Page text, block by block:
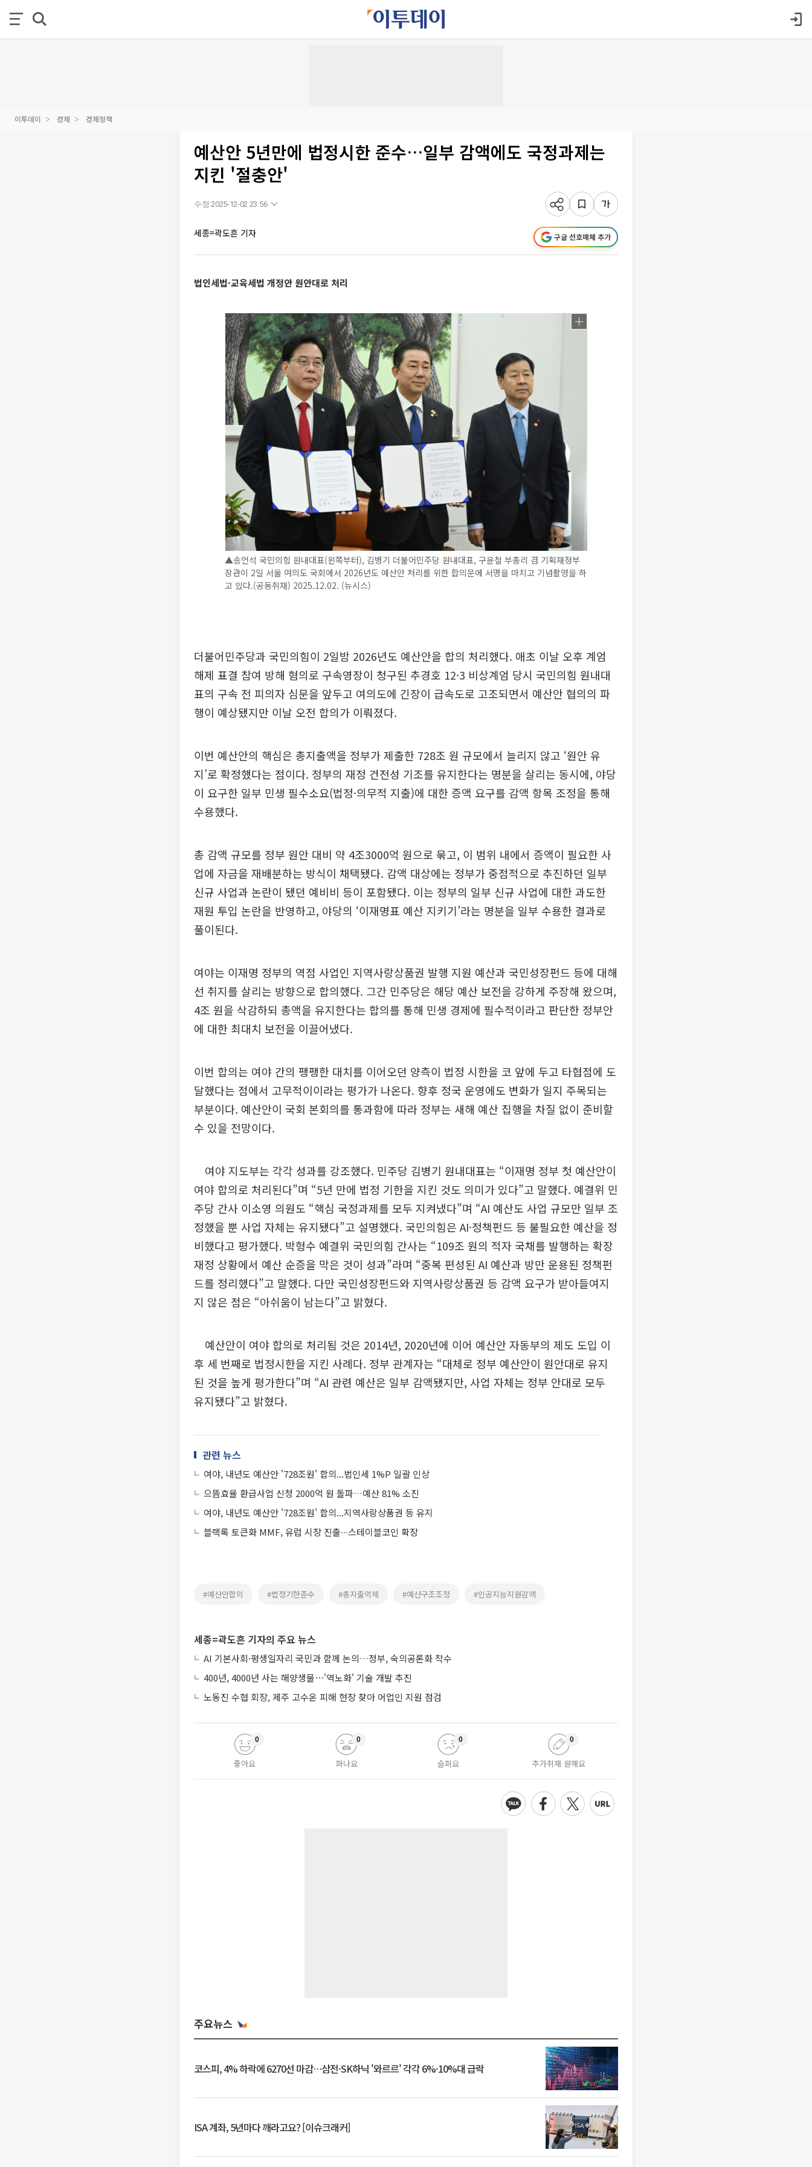
이투데이 경제 경제정책
예산안 5년만에 법정시한 준수…일부 감액에도 국정과제는
지킨 '절충안'
수정 2025-12-02 23:56
세종=곽도흔 기자 구글 선호매체 추가
법인세법·교육세법 개정안 원안대로 처리
▲송언석 국민의힘 원내대표(왼쪽부터), 김병기 더불어민주당 원내대표, 구윤철 부총리 겸 기획재정부
장관이 2일 서울 여의도 국회에서 2026년도 예산안 처리를 위한 합의문에 서명을 마치고 기념촬영을 하
고 있다.(공동취재) 2025.12.02. (뉴시스)
더불어민주당과 국민의힘이 2일밤 2026년도 예산안을 합의 처리했다. 애초 이날 오후 계엄
해제 표결 참여 방해 혐의로 구속영장이 청구된 추경호 12·3 비상계엄 당시 국민의힘 원내대
표의 구속 전 피의자 심문을 앞두고 여의도에 긴장이 급속도로 고조되면서 예산안 협의의 파
행이 예상됐지만 이날 오전 합의가 이뤄졌다.
이번 예산안의 핵심은 총지출액을 정부가 제출한 728조 원 규모에서 늘리지 않고 ‘원안 유
지’로 확정했다는 점이다. 정부의 재정 건전성 기조를 유지한다는 명분을 살리는 동시에, 야당
이 요구한 일부 민생 필수소요(법정·의무적 지출)에 대한 증액 요구를 감액 항목 조정을 통해
수용했다.
총 감액 규모를 정부 원안 대비 약 4조3000억 원으로 묶고, 이 범위 내에서 증액이 필요한 사
업에 자금을 재배분하는 방식이 채택됐다. 감액 대상에는 정부가 중점적으로 추진하던 일부
신규 사업과 논란이 됐던 예비비 등이 포함됐다. 이는 정부의 일부 신규 사업에 대한 과도한
재원 투입 논란을 반영하고, 야당의 ‘이재명표 예산 지키기’라는 명분을 일부 수용한 결과로
풀이된다.
여야는 이재명 정부의 역점 사업인 지역사랑상품권 발행 지원 예산과 국민성장펀드 등에 대해
선 취지를 살리는 방향으로 합의했다. 그간 민주당은 해당 예산 보전을 강하게 주장해 왔으며,
4조 원을 삭감하되 총액을 유지한다는 합의를 통해 민생 경제에 필수적이라고 판단한 정부안
에 대한 최대치 보전을 이끌어냈다.
이번 합의는 여야 간의 팽팽한 대치를 이어오던 양측이 법정 시한을 코 앞에 두고 타협점에 도
달했다는 점에서 고무적이이라는 평가가 나온다. 향후 정국 운영에도 변화가 일지 주목되는
부분이다. 예산안이 국회 본회의를 통과함에 따라 정부는 새해 예산 집행을 차질 없이 준비할
수 있을 전망이다.
여야 지도부는 각각 성과를 강조했다. 민주당 김병기 원내대표는 “이재명 정부 첫 예산안이
여야 합의로 처리된다”며 “5년 만에 법정 기한을 지킨 것도 의미가 있다”고 말했다. 예결위 민
주당 간사 이소영 의원도 “핵심 국정과제를 모두 지켜냈다”며 “AI 예산도 사업 규모만 일부 조
정했을 뿐 사업 자체는 유지됐다”고 설명했다. 국민의힘은 AI·정책펀드 등 불필요한 예산을 정
비했다고 평가했다. 박형수 예결위 국민의힘 간사는 “109조 원의 적자 국채를 발행하는 확장
재정 상황에서 예산 순증을 막은 것이 성과”라며 “중복 편성된 AI 예산과 방만 운용된 정책펀
드를 정리했다”고 말했다. 다만 국민성장펀드와 지역사랑상품권 등 감액 요구가 받아들여지
지 않은 점은 “아쉬움이 남는다”고 밝혔다.
예산안이 여야 합의로 처리됨 것은 2014년, 2020년에 이어 예산안 자동부의 제도 도입 이
후 세 번째로 법정시한을 지킨 사례다. 정부 관계자는 “대체로 정부 예산안이 원안대로 유지
된 것을 높게 평가한다”며 “AI 관련 예산은 일부 감액됐지만, 사업 자체는 정부 안대로 모두
유지됐다”고 밝혔다.
관련 뉴스
여야, 내년도 예산안 '728조원' 합의...법인세 1%P 일괄 인상
으뜸효율 환급사업 신청 2000억 원 돌파…예산 81% 소진
여야, 내년도 예산안 '728조원' 합의...지역사랑상품권 등 유지
블랙록 토큰화 MMF, 유럽 시장 진출∙∙∙스테이블코인 확장
#예산안합의 #법정기한준수 #총지출억제 #예산구조조정 #인공지능지원감액
세종=곽도흔 기자의 주요 뉴스
AI 기본사회·평생일자리 국민과 함께 논의…정부, 숙의공론화 착수
400년, 4000년 사는 해양생물⋯'역노화' 기술 개발 추진
노동진 수협 회장, 제주 고수온 피해 현장 찾아 어업인 지원 점검
좋아요
0
화나요
0
슬퍼요
0
추가취재 원해요
0
주요뉴스
코스피, 4% 하락에 6270선 마감…삼전·SK하닉 '와르르' 각각 6%·10%대 급락
ISA 계좌, 5년마다 깨라고요? [이슈크래커]